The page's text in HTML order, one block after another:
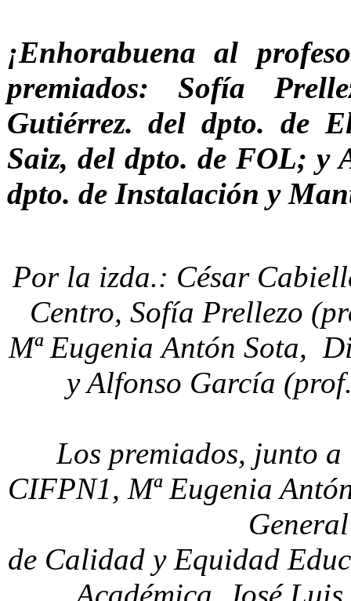
¡Enhorabuena al
premiados: Sofía
Gutiérrez. del dpto. de
Saiz, del dpto. de FOL; y
dpto. de Instalación y
Por la izda.: César
Centro, Sofía Prellezo
Mª Eugenia Antón Sota,
y Alfonso García
Los premiados, junto
CIFPN1, Mª Eugenia
General
de Calidad y Equidad